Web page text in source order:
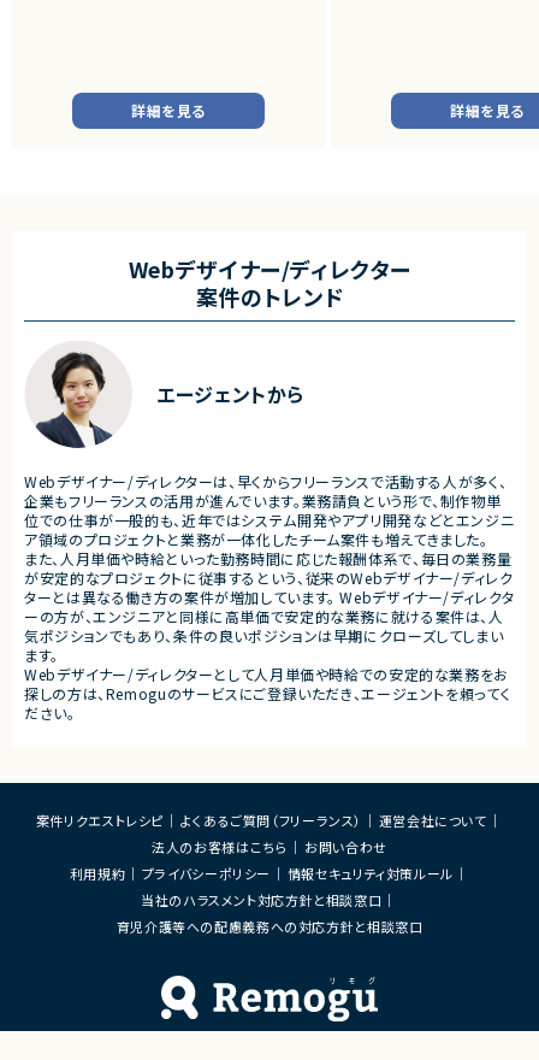
■業務内容
・SAP BWの既存データモデルおよび帳票出
び帳票出力基盤の構築
・各種データ検証、テスト対応
・周辺システムとのデータ連携設計および実
装支援
■その他補足
・フルリモート勤務 （初日のみ目黒へ出社）
詳細を見る
バーの開発
・ソフトウェア評価および不
■募集背景
・開発体制強化に伴う増員募
■担当工程
詳細を見る
Webデザイナー/ディレクター
案件のトレンド
エージェントから
Webデザイナー/ディレクターは、早くからフリーランスで活動する人が多く、
企業もフリーランスの活用が進んでいます。業務請負という形で、制作物単
位での仕事が一般的も、近年ではシステム開発やアプリ開発などとエンジニ
ア領域のプロジェクトと業務が一体化したチーム案件も増えてきました。
また、人月単価や時給といった勤務時間に応じた報酬体系で、毎日の業務量
が安定的なプロジェクトに従事するという、従来のWebデザイナー/ディレク
ターとは異なる働き方の案件が増加しています。 Webデザイナー/ディレクタ
ーの方が、エンジニアと同様に高単価で安定的な業務に就ける案件は、人
気ポジションでもあり、条件の良いポジションは早期にクローズしてしまい
ます。
Webデザイナー/ディレクターとして人月単価や時給での安定的な業務をお
探しの方は、Remoguのサービスにご登録いただき、エージェントを頼ってく
ださい。
案件リクエストレシピ よくあるご質問（フリーランス）
運営会社について
法人のお客様はこちら
お問い合わせ
利用規約
プライバシーポリシー
情報セキュリティ対策ルール
当社のハラスメント対応方針と相談窓口
育児介護等への配慮義務への対応方針と相談窓口